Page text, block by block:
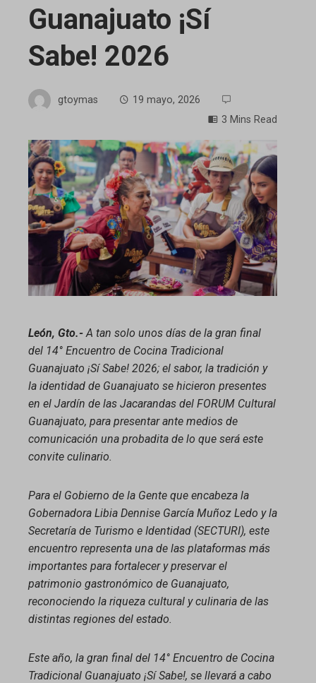
Guanajuato ¡Sí
Sabe! 2026
gtoymas
19 mayo, 2026
3 Mins Read
León, Gto.- A tan solo unos días de la gran final
del 14° Encuentro de Cocina Tradicional
Guanajuato ¡Sí Sabe! 2026; el sabor, la tradición y
la identidad de Guanajuato se hicieron presentes
en el Jardín de las Jacarandas del FORUM Cultural
Guanajuato, para presentar ante medios de
comunicación una probadita de lo que será este
convite culinario.
Para el Gobierno de la Gente que encabeza la
Gobernadora Libia Dennise García Muñoz Ledo y la
Secretaría de Turismo e Identidad (SECTURI), este
encuentro representa una de las plataformas más
importantes para fortalecer y preservar el
patrimonio gastronómico de Guanajuato,
reconociendo la riqueza cultural y culinaria de las
distintas regiones del estado.
Este año, la gran final del 14° Encuentro de Cocina
Tradicional Guanajuato ¡Sí Sabe!, se llevará a cabo